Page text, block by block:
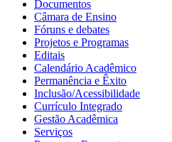
Documentos
Câmara de Ensino
Fóruns e debates
Projetos e Programas
Editais
Calendário Acadêmico
Permanência e Êxito
Inclusão/Acessibilidade
Currículo Integrado
Gestão Acadêmica
Serviços